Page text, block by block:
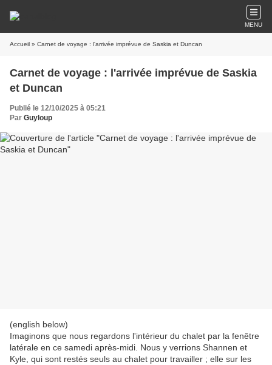
MENU
Accueil » Carnet de voyage : l'arrivée imprévue de Saskia et Duncan
Carnet de voyage : l'arrivée imprévue de Saskia
et Duncan
Publié le 12/10/2025 à 05:21
Par Guyloup
(english below)
Imaginons que nous regardons l'intérieur du chalet par la fenêtre
latérale en ce samedi après-midi. Nous y verrions Shannen et
Kyle, qui sont restés seuls au chalet pour travailler ; elle sur les